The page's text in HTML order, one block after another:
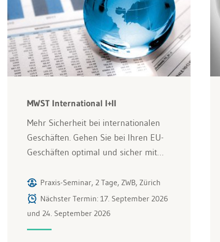
MWST International I+II
Mehr Sicherheit bei internationalen
Geschäften. Gehen Sie bei Ihren EU-
Geschäften optimal und sicher mit…
Praxis-Seminar, 2 Tage, ZWB, Zürich
Nächster Termin: 17. September 2026
und 24. September 2026